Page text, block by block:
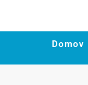
Domov